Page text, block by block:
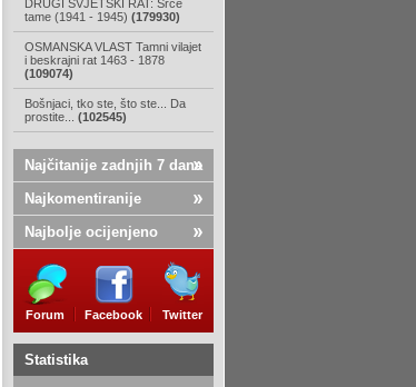
DRUGI SVJETSKI RAT: Srce
tame (1941 - 1945) (179930)
OSMANSKA VLAST Tamni vilajet
i beskrajni rat 1463 - 1878
(109074)
Bošnjaci, tko ste, što ste... Da
prostite... (102545)
Najčitanije zadnjih 7 dana
Najkomentiranije
Najbolje ocijenjeno
Forum Facebook Twitter
Statistika